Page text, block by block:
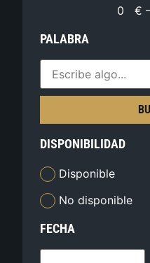
0 €
PALABRA
DISPONIBILIDAD
Disponible
No disponible
FECHA